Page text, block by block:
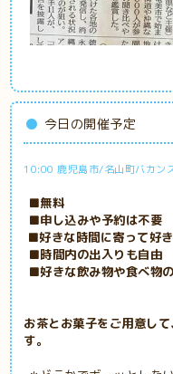
今日の開催予定
10:00 鹿児島市/名山町バカン
■無料
■申し込みや予約は不要
■好きな時間に寄って好
■時間内の出入りも自由
■好きな飲み物や食べ物
お茶とお菓子をご用意し
す。